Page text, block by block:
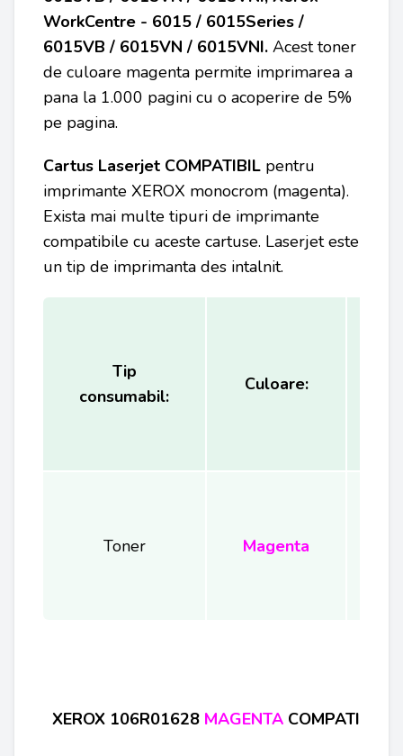
WorkCentre - 6015 / 6015Series /
6015VB / 6015VN / 6015VNI. Acest toner
de culoare magenta permite imprimarea a
pana la 1.000 pagini cu o acoperire de 5%
pe pagina.
Cartus Laserjet COMPATIBIL pentru
imprimante XEROX monocrom (magenta).
Exista mai multe tipuri de imprimante
compatibile cu aceste cartuse. Laserjet este
un tip de imprimanta des intalnit.
Tip
consumabil:
Culoare:
Toner Magenta
XEROX 106R01628 MAGENTA COMPATIBIL